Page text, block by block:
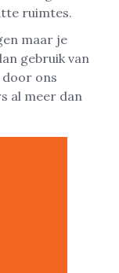
ruimtes.
maar je
gebruik van
ons
al meer dan